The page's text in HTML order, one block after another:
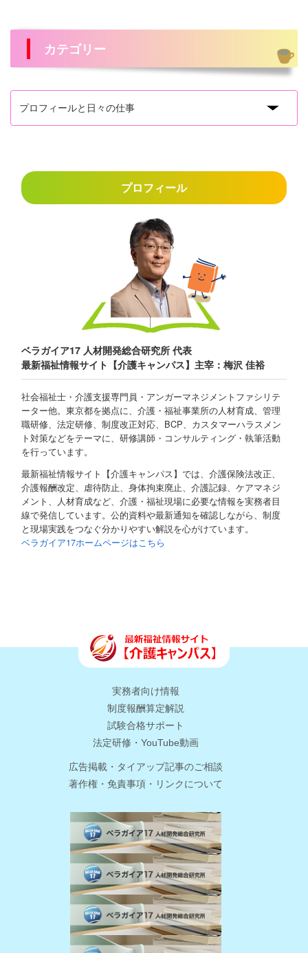
カテゴリー
プロフィール
ベラガイア17 人材開発総合研究所 代表
最新福祉情報サイト【介護キャンパス】主宰：梅沢 佳裕
社会福祉士・介護支援専門員・アンガーマネジメントファシリテ
ーター他。東京都を拠点に、介護・福祉事業所の人材育成、管理
職研修、法定研修、制度改正対応、BCP、カスタマーハラスメン
ト対策などをテーマに、研修講師・コンサルティング・執筆活動
を行っています。
最新福祉情報サイト【介護キャンパス】では、介護保険法改正、
介護報酬改定、虐待防止、身体拘束廃止、介護記録、ケアマネジ
メント、人材育成など、介護・福祉現場に必要な情報を実務者目
線で発信しています。公的資料や最新通知を確認しながら、制度
と現場実践をつなぐ分かりやすい解説を心がけています。
ベラガイア17ホームページはこちら
実務者向け情報
制度報酬算定解説
試験合格サポート
法定研修・YouTube動画
広告掲載・タイアップ記事のご相談
著作権・免責事項・リンクについて